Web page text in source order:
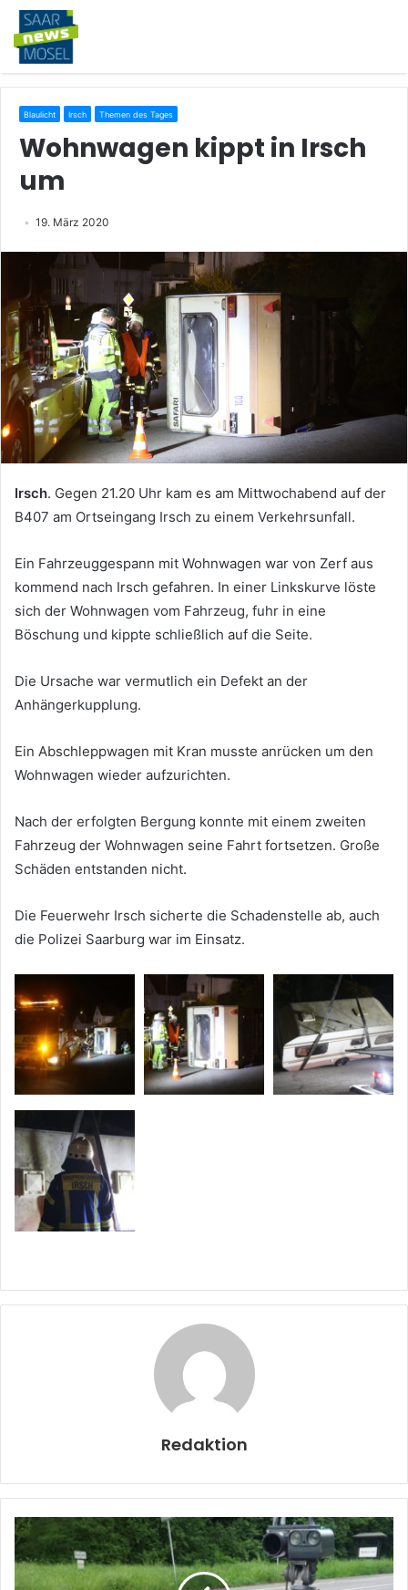
Blaulicht Irsch Themen des Tages
Wohnwagen kippt in Irsch
um
19. März 2020
Irsch. Gegen 21.20 Uhr kam es am Mittwochabend auf der
B407 am Ortseingang Irsch zu einem Verkehrsunfall.
Ein Fahrzeuggespann mit Wohnwagen war von Zerf aus
kommend nach Irsch gefahren. In einer Linkskurve löste
sich der Wohnwagen vom Fahrzeug, fuhr in eine
Böschung und kippte schließlich auf die Seite.
Die Ursache war vermutlich ein Defekt an der
Anhängerkupplung.
Ein Abschleppwagen mit Kran musste anrücken um den
Wohnwagen wieder aufzurichten.
Nach der erfolgten Bergung konnte mit einem zweiten
Fahrzeug der Wohnwagen seine Fahrt fortsetzen. Große
Schäden entstanden nicht.
Die Feuerwehr Irsch sicherte die Schadenstelle ab, auch
die Polizei Saarburg war im Einsatz.
Redaktion